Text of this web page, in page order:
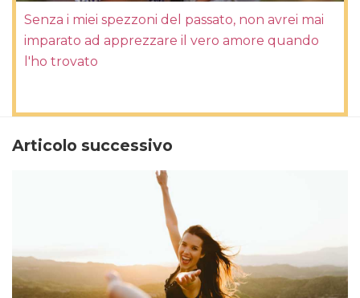
Senza i miei spezzoni del passato, non avrei mai
imparato ad apprezzare il vero amore quando
l'ho trovato
Articolo successivo